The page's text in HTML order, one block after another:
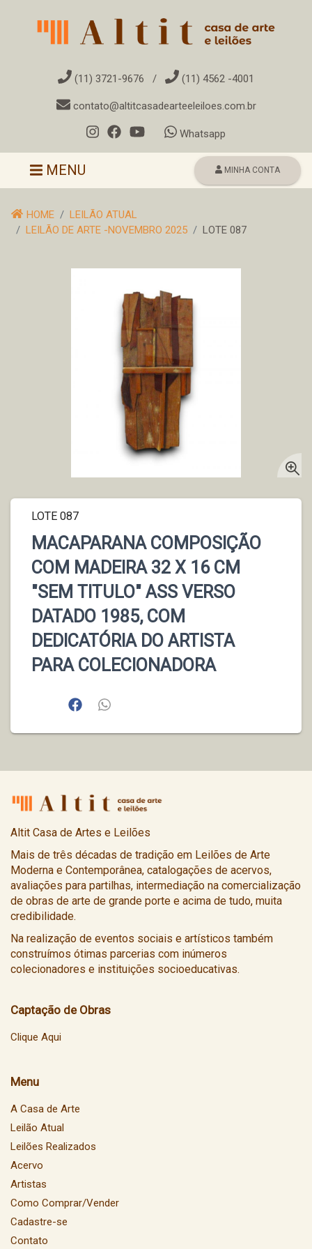
(11) 3721-9676 / (11) 4562 -4001
contato@altitcasadearteeleiloes.com.br
Whatsapp
Toggle navigation
MENU MINHA CONTA
HOME
LEILÃO ATUAL
LEILÃO DE ARTE -NOVEMBRO 2025
LOTE 087
LOTE 087
MACAPARANA COMPOSIÇÃO
COM MADEIRA 32 X 16 CM
"SEM TITULO" ASS VERSO
DATADO 1985, COM
DEDICATÓRIA DO ARTISTA
PARA COLECIONADORA
Altit Casa de Artes e Leilões
Mais de três décadas de tradição em Leilões de Arte
Moderna e Contemporânea, catalogações de acervos,
avaliações para partilhas, intermediação na comercialização
de obras de arte de grande porte e acima de tudo, muita
credibilidade.
Na realização de eventos sociais e artísticos também
construímos ótimas parcerias com inúmeros
colecionadores e instituições socioeducativas.
Captação de Obras
Clique Aqui
Menu
A Casa de Arte
Leilão Atual
Leilões Realizados
Acervo
Artistas
Como Comprar/Vender
Cadastre-se
Contato